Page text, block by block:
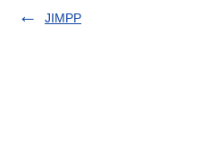
JIMPP